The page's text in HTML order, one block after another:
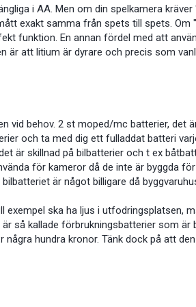
i AA. Men om din spelkamera
exakt samma från spets till spets. Om
funktion. En annan fördel med att
är att litium är dyrare och precis som
vid behov. 2 st moped/mc batterier, det
och ta med dig ett fulladdat batteri
är skillnad på bilbatterier och t ex
för kameror då de inte är byggda
är något billigare då
ska ha ljus i utfodringsplatsen,
så kallade förbrukningsbatterier som
hundra kronor. Tänk dock på att